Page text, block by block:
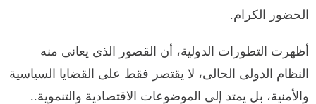
الحضور الكرام.
أظهرت التطورات الدولية، أن القصور الذى يعانى منه
النظام الدولى الحالى، لا يقتصر فقط على القضايا السياسية
والأمنية، بل يمتد إلى الموضوعات الاقتصادية والتنموية..